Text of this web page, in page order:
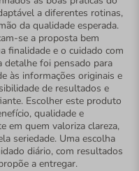
a diferentes rotinas,
da qualidade esperada.
se a proposta bem
finalidade e o cuidado com
detalhe foi pensado para
às informações originais e
de resultados e
Escolher este produto
qualidade e
em quem valoriza clareza,
seriedade. Uma escolha
diário, com resultados
a entregar.